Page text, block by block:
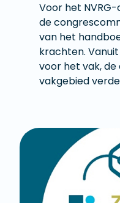
Voor het
de
van het
krachten.
voor het vak,
vakgebied